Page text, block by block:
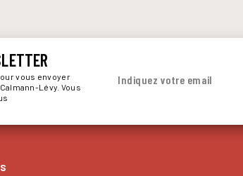
vous envoyer
Lévy. Vous
Indiquez votre email